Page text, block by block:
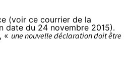
(voir ce courrier de la
date du 24 novembre 2015).
, « une nouvelle déclaration doit être